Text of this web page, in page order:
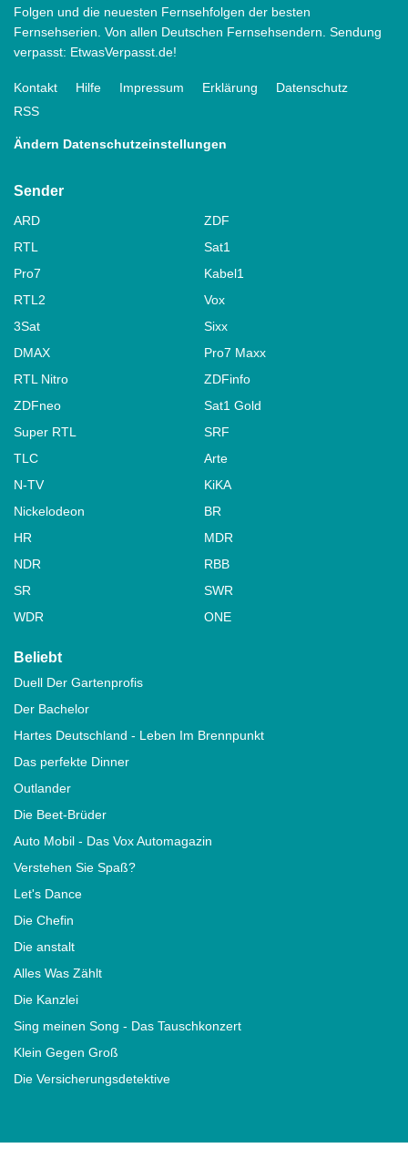
Folgen und die neuesten Fernsehfolgen der besten
Fernsehserien. Von allen Deutschen Fernsehsendern. Sendung
verpasst: EtwasVerpasst.de!
Kontakt Hilfe Impressum Erklärung
Datenschutz
RSS
Ändern Datenschutzeinstellungen
Sender
ARD
ZDF
RTL
Sat1
Pro7
Kabel1
RTL2
Vox
3Sat
Sixx
DMAX
Pro7 Maxx
RTL Nitro
ZDFinfo
ZDFneo
Sat1 Gold
Super RTL
SRF
TLC
Arte
N-TV
KiKA
Nickelodeon
BR
HR
MDR
NDR
RBB
SR
SWR
WDR
ONE
Beliebt
Duell Der Gartenprofis
Der Bachelor
Hartes Deutschland - Leben Im Brennpunkt
Das perfekte Dinner
Outlander
Die Beet-Brüder
Auto Mobil - Das Vox Automagazin
Verstehen Sie Spaß?
Let's Dance
Die Chefin
Die anstalt
Alles Was Zählt
Die Kanzlei
Sing meinen Song - Das Tauschkonzert
Klein Gegen Groß
Die Versicherungsdetektive